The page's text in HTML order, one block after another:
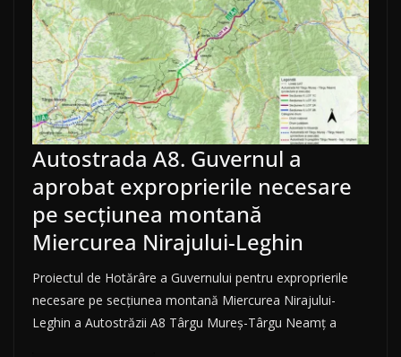
Autostrada A8. Guvernul a
aprobat exproprierile necesare
pe secțiunea montană
Miercurea Nirajului-Leghin
Proiectul de Hotărâre a Guvernului pentru exproprierile
necesare pe secțiunea montană Miercurea Nirajului-
Leghin a Autostrăzii A8 Târgu Mureș-Târgu Neamț a